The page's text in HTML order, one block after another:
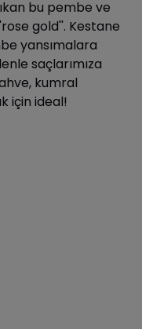
bu pembe ve
gold''. Kestane
yansımalara
saçlarımıza
kumral
için ideal!